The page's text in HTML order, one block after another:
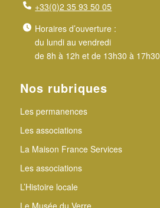
+33(0)2 35 93 50 05
Horaires d’ouverture :
du lundi au vendredi
de 8h à 12h et de 13h30 à 17h30
Nos rubriques
Les permanences
Les associations
La Maison France Services
Les associations
L’Histoire locale